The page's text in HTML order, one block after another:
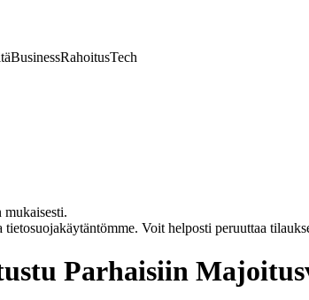
BusinessRahoitusTech
Voit helposti peruuttaa
Parhaisiin